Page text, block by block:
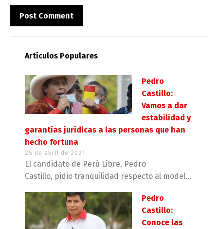
Artículos Populares
Pedro
Castillo:
Vamos a dar
estabilidad y
garantías jurídicas a las personas que han
hecho fortuna
25 de abril de 2021
El candidato de Perú Libre, Pedro
Castillo, pidio tranquilidad respecto al model...
Pedro
Castillo:
Conoce las